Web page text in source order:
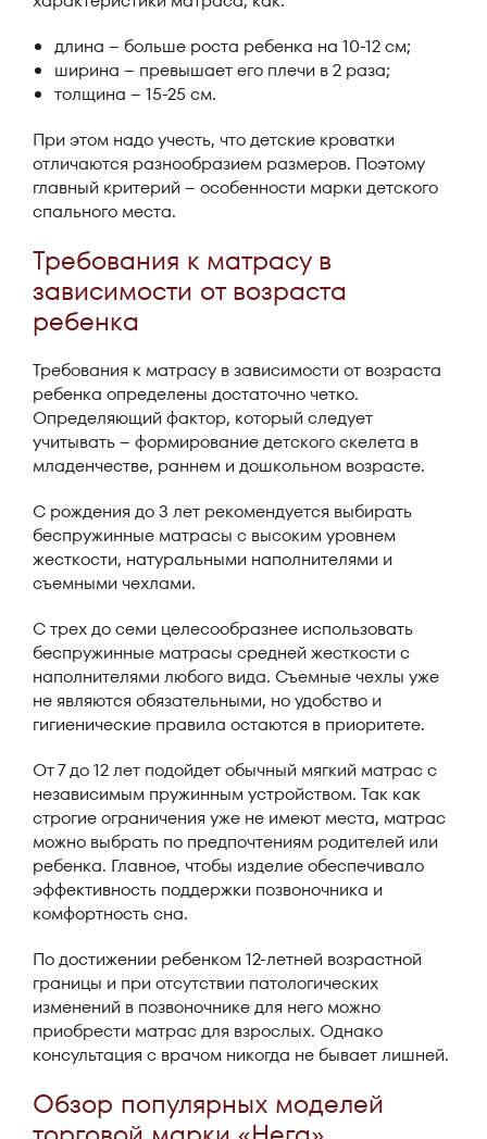
длина – больше роста ребенка на 10-12 см;
ширина – превышает его плечи в 2 раза;
толщина – 15-25 см.
При этом надо учесть, что детские кроватки
отличаются разнообразием размеров. Поэтому
главный критерий – особенности марки детского
спального места.
Требования к матрасу в
зависимости от возраста
ребенка
Требования к матрасу в зависимости от возраста
ребенка определены достаточно четко.
Определяющий фактор, который следует
учитывать – формирование детского скелета в
младенчестве, раннем и дошкольном возрасте.
С рождения до 3 лет рекомендуется выбирать
беспружинные матрасы с высоким уровнем
жесткости, натуральными наполнителями и
съемными чехлами.
С трех до семи целесообразнее использовать
беспружинные матрасы средней жесткости с
наполнителями любого вида. Съемные чехлы уже
не являются обязательными, но удобство и
гигиенические правила остаются в приоритете.
От 7 до 12 лет подойдет обычный мягкий матрас с
независимым пружинным устройством. Так как
строгие ограничения уже не имеют места, матрас
можно выбрать по предпочтениям родителей или
ребенка. Главное, чтобы изделие обеспечивало
эффективность поддержки позвоночника и
комфортность сна.
По достижении ребенком 12-летней возрастной
границы и при отсутствии патологических
изменений в позвоночнике для него можно
приобрести матрас для взрослых. Однако
консультация с врачом никогда не бывает лишней.
Обзор популярных моделей